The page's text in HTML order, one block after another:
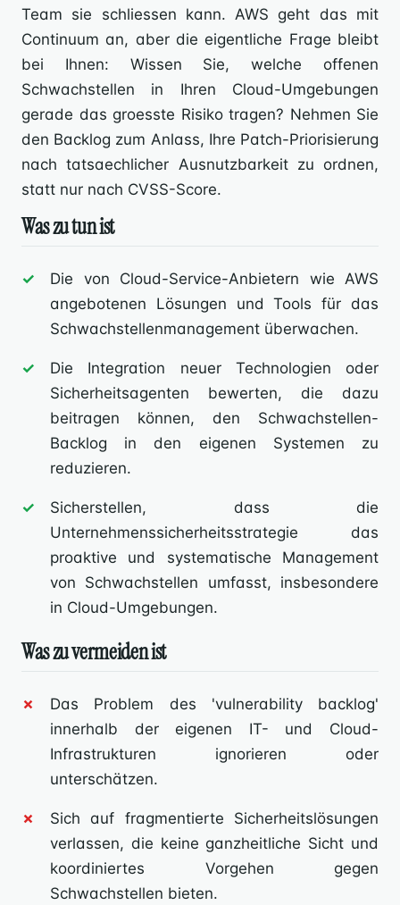
Team sie schliessen kann. AWS geht das mit
Continuum an, aber die eigentliche Frage bleibt
bei Ihnen: Wissen Sie, welche offenen
Schwachstellen in Ihren Cloud-Umgebungen
gerade das groesste Risiko tragen? Nehmen Sie
den Backlog zum Anlass, Ihre Patch-Priorisierung
nach tatsaechlicher Ausnutzbarkeit zu ordnen,
statt nur nach CVSS-Score.
Was zu tun ist
Die von Cloud-Service-Anbietern wie AWS
angebotenen Lösungen und Tools für das
Schwachstellenmanagement überwachen.
Die Integration neuer Technologien oder
Sicherheitsagenten bewerten, die dazu
beitragen können, den Schwachstellen-
Backlog in den eigenen Systemen zu
reduzieren.
Sicherstellen, dass die
Unternehmenssicherheitsstrategie das
proaktive und systematische Management
von Schwachstellen umfasst, insbesondere
in Cloud-Umgebungen.
Was zu vermeiden ist
Das Problem des 'vulnerability backlog'
innerhalb der eigenen IT- und Cloud-
Infrastrukturen ignorieren oder
unterschätzen.
Sich auf fragmentierte Sicherheitslösungen
verlassen, die keine ganzheitliche Sicht und
koordiniertes Vorgehen gegen
Schwachstellen bieten.